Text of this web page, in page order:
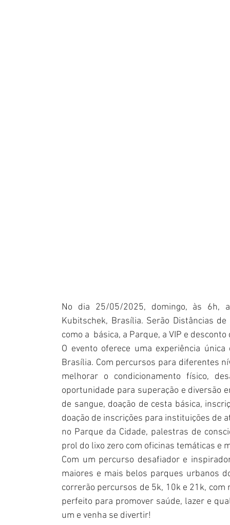
No dia 25/05/2025, domingo, às 6h,
Kubitschek, Brasília. Serão Distâncias
como a  básica, a Parque, a VIP e
O evento oferece uma experiência
Brasília. Com percursos para diferentes
melhorar o condicionamento físico,
oportunidade para superação e diversão
de sangue, doação de cesta básica,
doação de inscrições para instituições de
no Parque da Cidade, palestras de
prol do lixo zero com oficinas temáticas e
Com um percurso desafiador e
maiores e mais belos parques urbanos
correrão percursos de 5k, 10k e 21k,
perfeito para promover saúde, lazer e
um e venha se divertir!